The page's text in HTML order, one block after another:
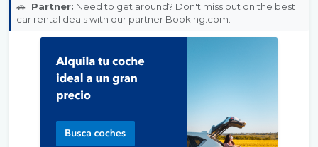
🚗 Partner: Need to get around? Don't miss out on the best
car rental deals with our partner Booking.com.